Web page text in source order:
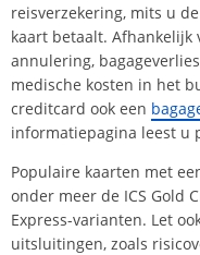
reisverzekering, mits u
kaart betaalt. Afhankelijk
annulering,
medische kosten in het
creditcard ook een
informatiepagina leest u
Populaire kaarten met
onder meer de ICS Gold
Express-varianten. Let
uitsluitingen, zoals